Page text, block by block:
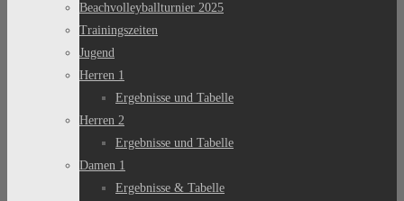
Beachvolleyballturnier 2025
Trainingszeiten
Jugend
Herren 1
Ergebnisse und Tabelle
Herren 2
Ergebnisse und Tabelle
Damen 1
Ergebnisse & Tabelle